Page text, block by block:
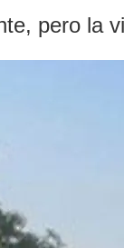
pero la